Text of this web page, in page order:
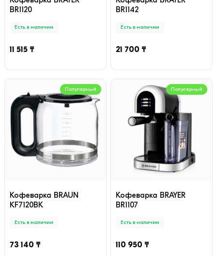
BR1120
Есть в наличии
11 515 ₸
BR1142
Есть в наличии
21 700 ₸
Популярный
Кофеварка BRAUN
KF7120BK
Есть в наличии
73 140 ₸
Популярный
Кофеварка BRAYER
BR1107
Есть в наличии
110 950 ₸